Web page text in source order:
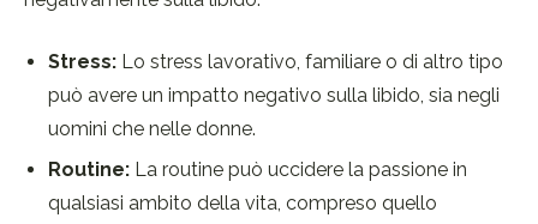
Stress: Lo stress lavorativo, familiare o di altro tipo
può avere un impatto negativo sulla libido, sia negli
uomini che nelle donne.
Routine: La routine può uccidere la passione in
qualsiasi ambito della vita, compreso quello